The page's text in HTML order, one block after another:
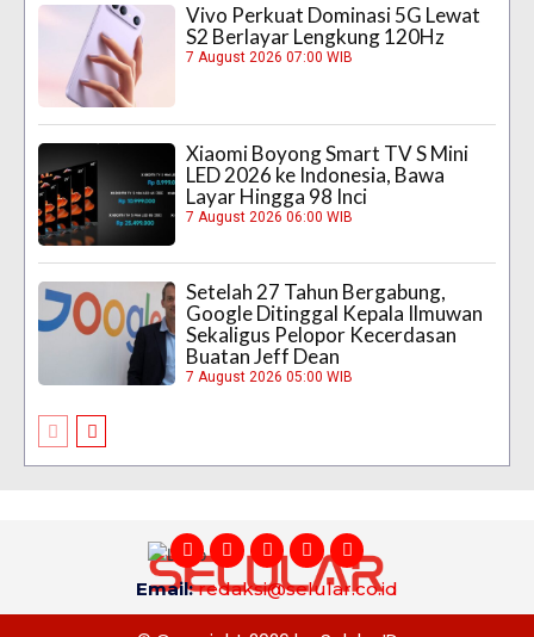
Vivo Perkuat Dominasi 5G Lewat
S2 Berlayar Lengkung 120Hz
7 August 2026 07:00 WIB
Xiaomi Boyong Smart TV S Mini
LED 2026 ke Indonesia, Bawa
Layar Hingga 98 Inci
7 August 2026 06:00 WIB
Setelah 27 Tahun Bergabung,
Google Ditinggal Kepala Ilmuwan
Sekaligus Pelopor Kecerdasan
Buatan Jeff Dean
7 August 2026 05:00 WIB
Email:redaksi@selular.co.id